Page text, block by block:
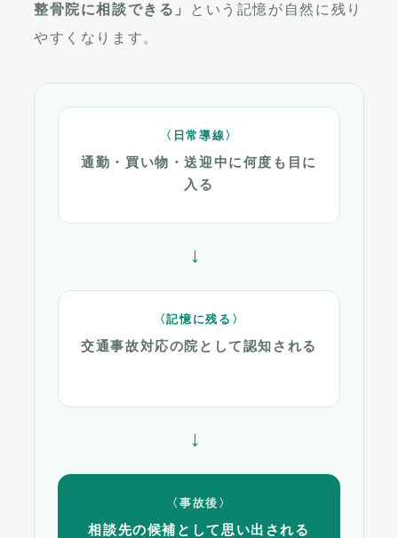
整骨院に相談できる」
という記憶が自然に残り
やすくなります。
〈日常導線〉
通勤・買い物・送迎中に何度も目に
入る
→
〈記憶に残る〉
交通事故対応の院として認知される
→
〈事故後〉
相談先の候補として思い出される